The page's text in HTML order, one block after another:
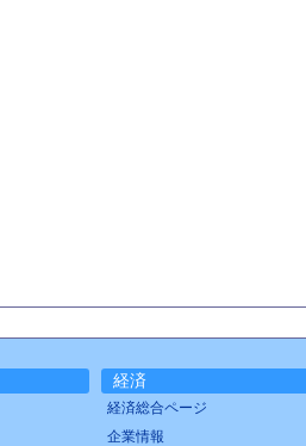
経済
経済総合ページ
企業情報